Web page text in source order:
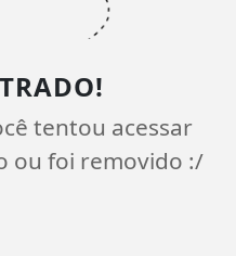
tentou acessar
ou foi removido :/